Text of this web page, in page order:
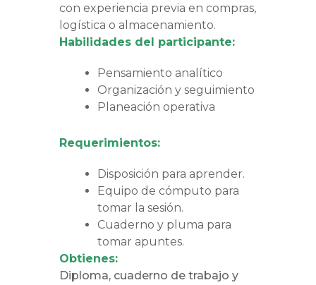
con experiencia previa en compras,
logística o almacenamiento.
Habilidades del participante:
Pensamiento analítico
Organización y seguimiento
Planeación operativa
Requerimientos:
Disposición para aprender.
Equipo de cómputo para
tomar la sesión.
Cuaderno y pluma para
tomar apuntes.
Obtienes:
Diploma, cuaderno de trabajo y